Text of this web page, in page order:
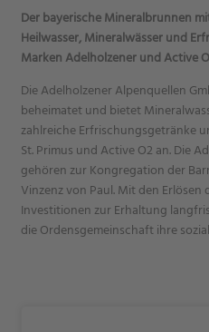
Der bayerische Mineralbrunnen
Heilwasser, Mineralwässer und
Marken Adelholzener und Active
Die Adelholzener Alpenquellen
beheimatet und bietet
zahlreiche Erfrischungsgetränke
St. Primus und Active O2 an. Die
gehören zur Kongregation der
Vinzenz von Paul. Mit den
Investitionen zur Erhaltung
die Ordensgemeinschaft ihre